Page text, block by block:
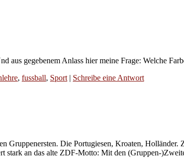
aus gegebenem Anlass hier meine Frage: Welche
, fussball, Sport | Schreibe eine Antwort
Gruppenersten. Die Portugiesen, Kroaten,
an das alte ZDF-Motto: Mit den (Gruppen-